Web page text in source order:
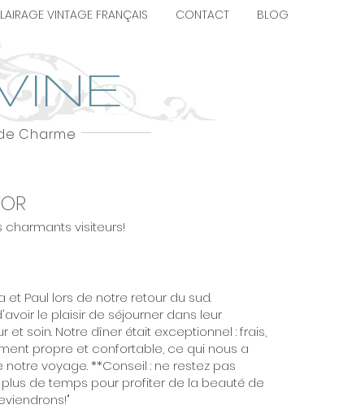
VINTAGE FRANÇAIS CONTACT BLOG
Charme
visiteurs!
Paul lors de notre retour du sud.
le plaisir de séjourner dans leur
soin. Notre dîner était exceptionnel : frais,
propre et confortable, ce qui nous a
voyage. **Conseil : ne restez pas
de temps pour profiter de la beauté de